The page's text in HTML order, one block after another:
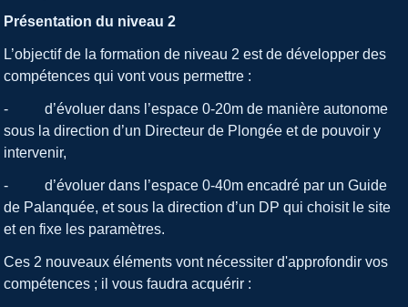
Présentation du niveau 2
L’objectif de la formation de niveau 2 est de développer des
compétences qui vont vous permettre :
- d’évoluer dans l’espace 0-20m de manière autonome
sous la direction d’un Directeur de Plongée et de pouvoir y
intervenir,
- d’évoluer dans l’espace 0-40m encadré par un Guide
de Palanquée, et sous la direction d’un DP qui choisit le site
et en fixe les paramètres.
Ces 2 nouveaux éléments vont nécessiter d'approfondir vos
compétences ; il vous faudra acquérir :